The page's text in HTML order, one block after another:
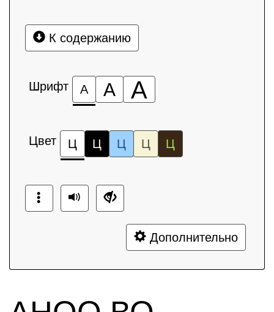
К содержанию
Шрифт А А А
Цвет Ц Ц Ц Ц Ц
Дополнительно